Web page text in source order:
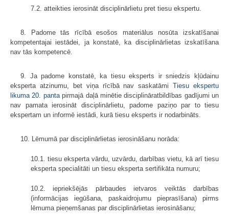
7.2. atteikties ierosināt disciplinārlietu pret tiesu ekspertu.
8. Padome tās rīcībā esošos materiālus nosūta izskatīšanai
kompetentajai iestādei, ja konstatē, ka disciplinārlietas izskatīšana
nav tās kompetencē.
9. Ja padome konstatē, ka tiesu eksperts ir sniedzis kļūdainu
eksperta atzinumu, bet viņa rīcībā nav saskatāmiTiesu ekspertu
likuma 20. pantapirmajā daļā minētie disciplināratbildības gadījumi un
nav pamata ierosināt disciplinārlietu, padome paziņo par to tiesu
ekspertam un informē iestādi, kurā tiesu eksperts ir nodarbināts.
10. Lēmumā par disciplinārlietas ierosināšanu norāda:
10.1. tiesu eksperta vārdu, uzvārdu, darbības vietu, kā arī tiesu
eksperta specialitāti un tiesu eksperta sertifikāta numuru;
10.2. iepriekšējās pārbaudes ietvaros veiktās darbības
(informācijas iegūšana, paskaidrojumu pieprasīšana) pirms
lēmuma pieņemšanas par disciplinārlietas ierosināšanu;